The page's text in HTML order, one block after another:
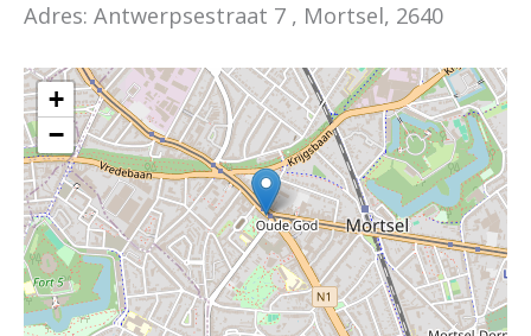
Adres: Antwerpsestraat 7 , Mortsel, 2640
+
−